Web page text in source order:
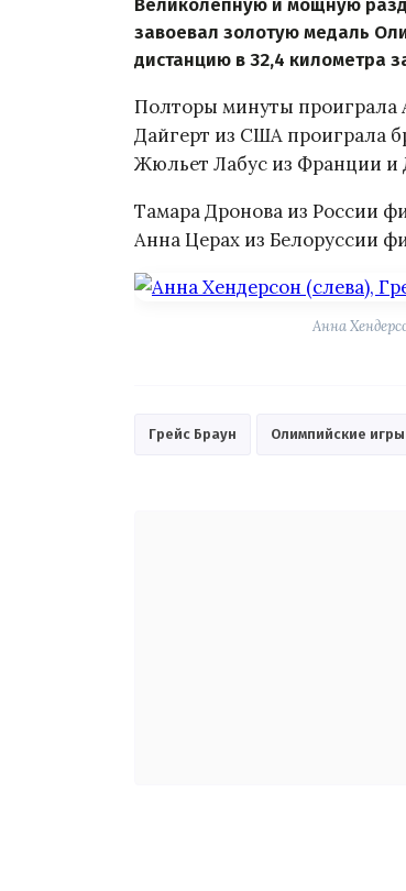
Великолепную и мощную
завоевал золотую медаль
дистанцию в 32,4 километра
Полторы минуты проиграла
Дайгерт из США проиграла
Жюльет Лабус из Франции и
Тамара Дронова из России
Анна Церах из Белоруссии
Анна
Грейс Браун Олимпийские игры